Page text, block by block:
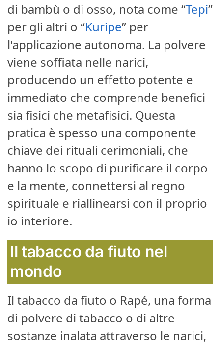
di bambù o di osso, nota come “Tepi”
per gli altri o “Kuripe” per
l'applicazione autonoma. La polvere
viene soffiata nelle narici,
producendo un effetto potente e
immediato che comprende benefici
sia fisici che metafisici. Questa
pratica è spesso una componente
chiave dei rituali cerimoniali, che
hanno lo scopo di purificare il corpo
e la mente, connettersi al regno
spirituale e riallinearsi con il proprio
io interiore.
Il tabacco da fiuto nel
mondo
Il tabacco da fiuto o Rapé, una forma
di polvere di tabacco o di altre
sostanze inalata attraverso le narici,